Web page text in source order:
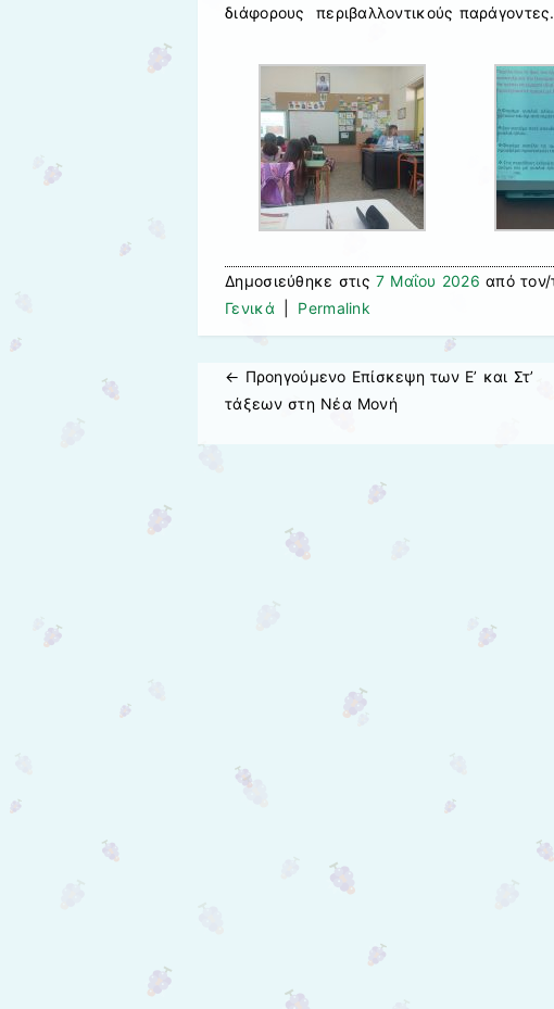
διάφορους περιβαλλοντικούς παράγοντες.
Δημοσιεύθηκε στις 7 Μαΐου 2026 από
Γενικά
Permalink
Πλοήγηση άρθρων
← Προηγούμενo Επίσκεψη των Ε’ και Στ’
τάξεων στη Νέα Μονή